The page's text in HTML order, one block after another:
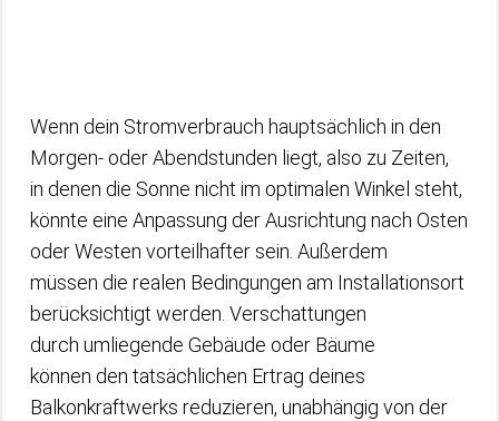
Wenn dein Stromverbrauch hauptsächlich in den
Morgen- oder Abendstunden liegt, also zu Zeiten,
in denen die Sonne nicht im optimalen Winkel steht,
könnte eine Anpassung der Ausrichtung nach Osten
oder Westen vorteilhafter sein. Außerdem
müssen die realen Bedingungen am Installationsort
berücksichtigt werden. Verschattungen
durch umliegende Gebäude oder Bäume
können den tatsächlichen Ertrag deines
Balkonkraftwerks reduzieren, unabhängig von der